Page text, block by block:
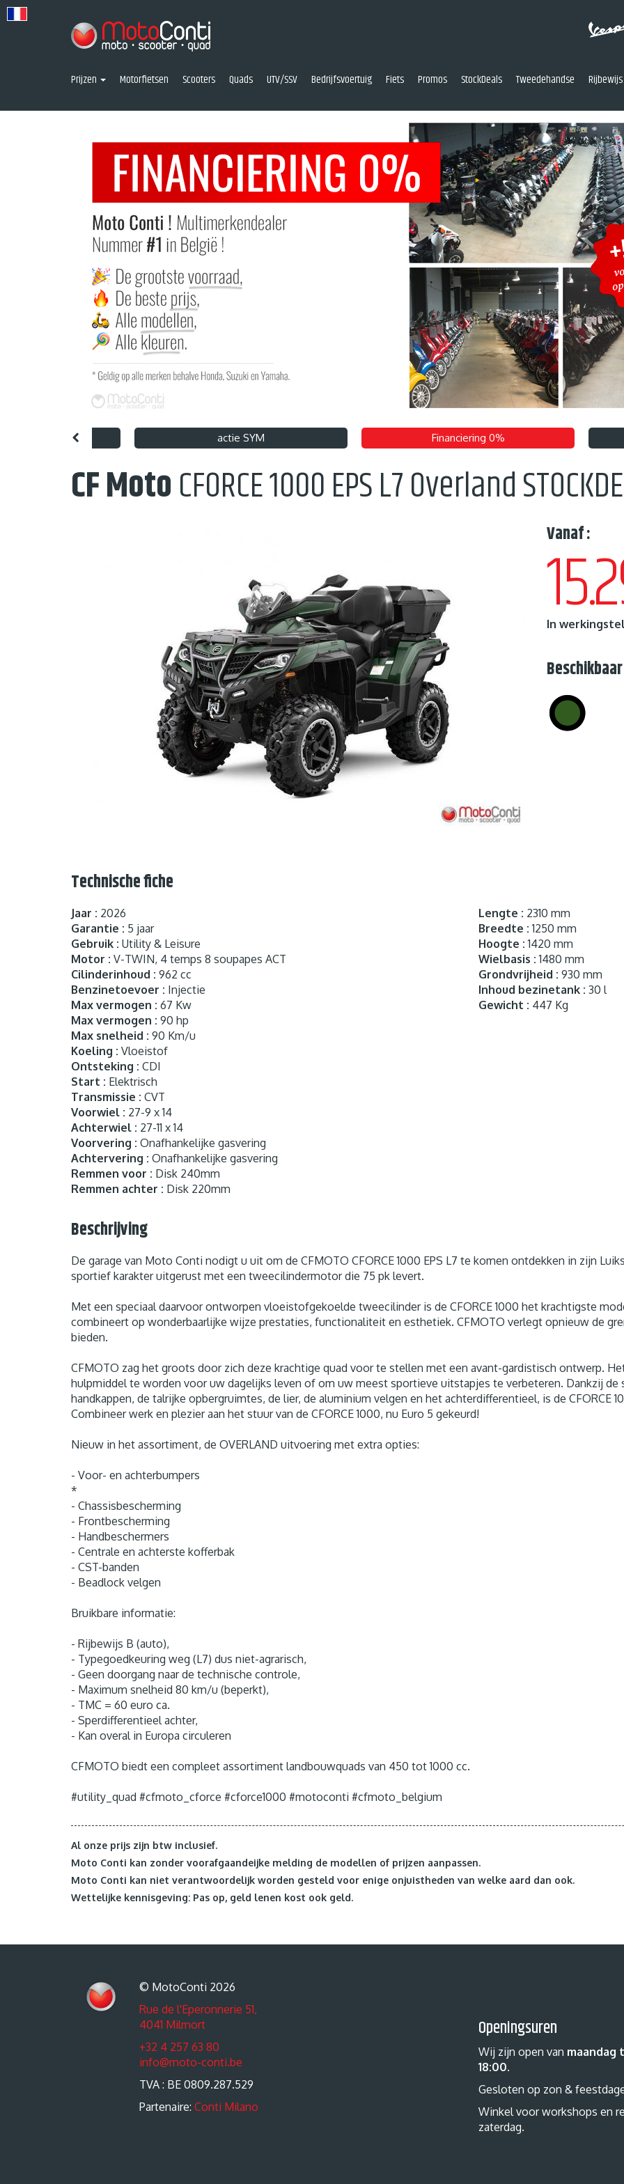
Prijzen Motorfietsen Scooters Quads UTV/SSV Bedrijfsvoertuig Fiets Promos StockDeals Tweedehandse Rijbewijs
125 X Art Hugo actie SYM Financiering 0%
CF MotoCFORCE 1000 EPS L7 Overland
Vanaf :
In
Technische fiche
Jaar : 2026
Garantie : 5 jaar
Gebruik : Utility & Leisure
Motor : V-TWIN, 4 temps 8 soupapes ACT
Cilinderinhoud : 962 cc
Benzinetoevoer : Injectie
Max vermogen : 67 Kw
Max vermogen : 90 hp
Max snelheid : 90 Km/u
Koeling : Vloeistof
Ontsteking : CDI
Start : Elektrisch
Transmissie : CVT
Voorwiel : 27-9 x 14
Achterwiel : 27-11 x 14
Voorvering : Onafhankelijke gasvering
Achtervering : Onafhankelijke gasvering
Remmen voor : Disk 240mm
Remmen achter : Disk 220mm
Lengte : 2310 mm
Breedte : 1250 mm
Hoogte : 1420 mm
Wielbasis : 1480 mm
Grondvrijheid : 930 mm
Inhoud bezinetank : 30 l
Gewicht : 447 Kg
Beschrijving
De garage van Moto Conti nodigt u uit om de CFMOTO CFORCE 1000 EPS L7 te komen ontdekken in zijn
sportief karakter uitgerust met een tweecilindermotor die 75 pk levert.
Met een speciaal daarvoor ontworpen vloeistofgekoelde tweecilinder is de CFORCE 1000 het krachtigste
combineert op wonderbaarlijke wijze prestaties, functionaliteit en esthetiek. CFMOTO verlegt opnieuw de
bieden.
CFMOTO zag het groots door zich deze krachtige quad voor te stellen met een avant-gardistisch ontwerp.
hulpmiddel te worden voor uw dagelijks leven of om uw meest sportieve uitstapjes te verbeteren. Dankzij de
handkappen, de talrijke opbergruimtes, de lier, de aluminium velgen en het achterdifferentieel, is de CFORCE
Combineer werk en plezier aan het stuur van de CFORCE 1000, nu Euro 5 gekeurd!
Nieuw in het assortiment, de OVERLAND uitvoering met extra opties:
- Voor- en achterbumpers
*
- Chassisbescherming
- Frontbescherming
- Handbeschermers
- Centrale en achterste kofferbak
- CST-banden
- Beadlock velgen
Bruikbare informatie:
- Rijbewijs B (auto),
- Typegoedkeuring weg (L7) dus niet-agrarisch,
- Geen doorgang naar de technische controle,
- Maximum snelheid 80 km/u (beperkt),
- TMC = 60 euro ca.
- Sperdifferentieel achter,
- Kan overal in Europa circuleren
CFMOTO biedt een compleet assortiment landbouwquads van 450 tot 1000 cc.
#utility_quad #cfmoto_cforce #cforce1000 #motoconti #cfmoto_belgium
Al onze prijs zijn btw inclusief.
Moto Conti kan zonder voorafgaandeijke melding de modellen of prijzen aanpassen.
Moto Conti kan niet verantwoordelijk worden gesteld voor enige onjuistheden van welke aard dan ook.
Wettelijke kennisgeving: Pas op, geld lenen kost ook geld.
© MotoConti 2026
Rue de l'Eperonnerie 51,
4041 Milmort
+32 4 257 63 80
info@moto-conti.be
TVA : BE 0809.287.529
Partenaire: Conti Milano
Openingsuren
Wij zijn open van maandag
18:00.
Gesloten op zon &
Winkel voor workshops en
zaterdag.